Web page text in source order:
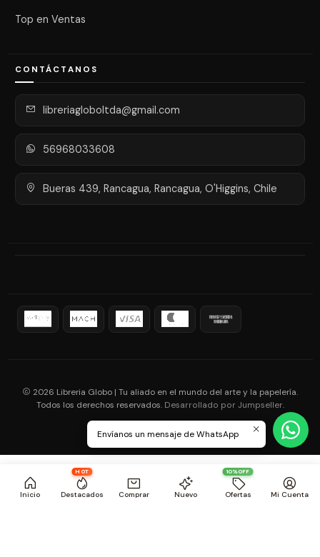
Inicio
HOT
Destacados Comprar Nuevo
10%OFF
Ofertas Mi Cuenta
Top en Ventas
CONTÁCTANOS
libreriagloboltda@gmail.com
56968033608
Bueras 439, Rancagua, Rancagua, O'Higgins, Chile
2026 Libreria Globo | Tu aliado en el mundo del arte y la papelería.
Todos los derechos reservados. Desarrollado por Jumpseller.
Envíanos un mensaje de WhatsApp